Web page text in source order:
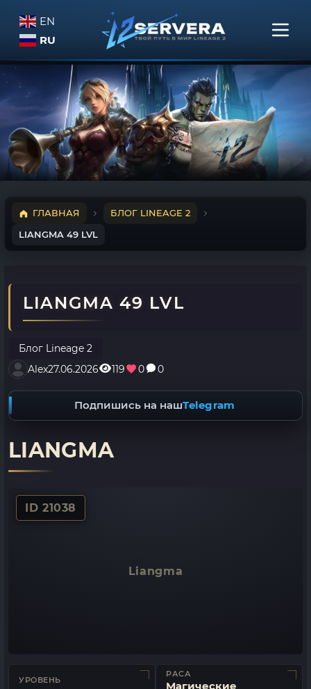
EN
RU
ГЛАВНАЯ
БЛОГ LINEAGE 2
LIANGMA 49 LVL
LIANGMA 49 LVL
Блог Lineage 2
Alex27.06.2026 119 0 0
Подпишись на нашTelegram
LIANGMA
ID 21038
Liangma
УРОВЕНЬ
РАСА
Магические